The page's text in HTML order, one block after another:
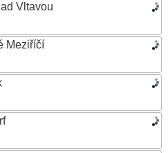
Vltavou
Meziříčí